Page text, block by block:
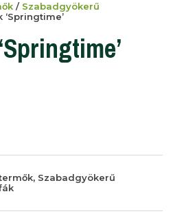
/ Szabadgyökerű
, Szabadgyökerű